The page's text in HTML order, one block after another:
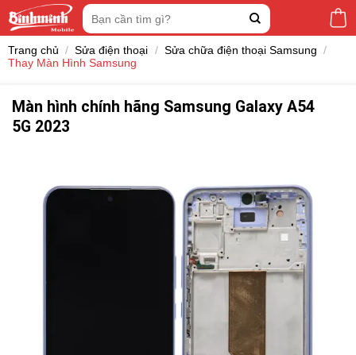
Tìm
kiếm:
Trang chủ / Sửa điện thoại / Sửa chữa điện thoại Samsung /
Thay Màn Hình Samsung
Màn hình chính hãng Samsung Galaxy A54
5G 2023